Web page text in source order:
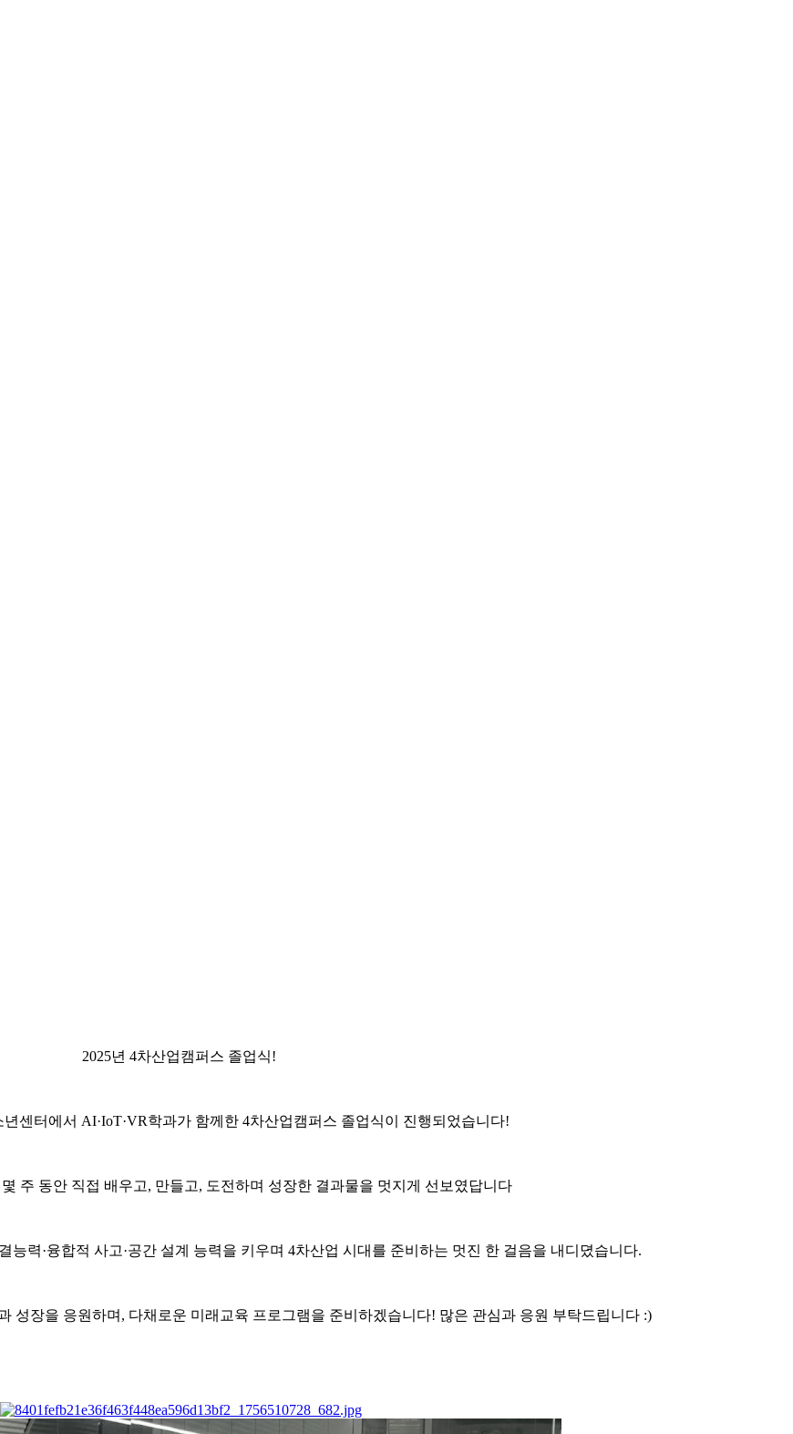
2025년 4차산업캠퍼스 졸업식!
년센터에서 AI·IoT·VR학과가 함께한 4차산업캠퍼스 졸업식이 진행되었습니다!
주 동안 직접 배우고, 만들고, 도전하며 성장한 결과물을 멋지게 선보였답니다
능력·융합적 사고·공간 설계 능력을 키우며 4차산업 시대를 준비하는 멋진 한 걸음을 내디뎠습니다.
성장을 응원하며, 다채로운 미래교육 프로그램을 준비하겠습니다! 많은 관심과 응원 부탁드립니다 :)